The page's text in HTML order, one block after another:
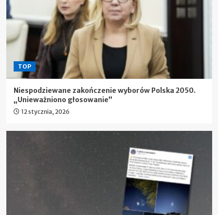
TOP
Niespodziewane zakończenie wyborów Polska 2050.
„Unieważniono głosowanie”
12 stycznia, 2026